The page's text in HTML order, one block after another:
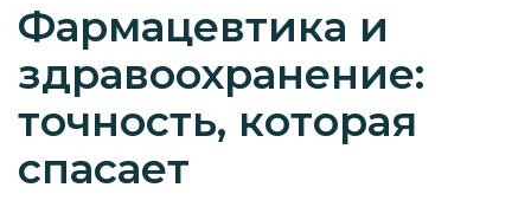
Фармацевтика и
здравоохранение:
точность, которая
спасает